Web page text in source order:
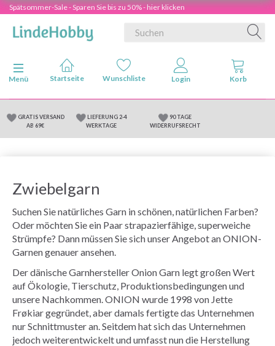
Spätsommer-Sale - Sparen Sie bis zu 50% - hier klicken
Anzeige ändern
Menü
GRATIS VERSAND
AB 69€
LIEFERUNG 2-4
WERKTAGE
90 TAGE
WIDERRUFSRECHT
Zwiebelgarn
Suchen Sie natürliches Garn in schönen, natürlichen Farben?
Oder möchten Sie ein Paar strapazierfähige, superweiche
Strümpfe? Dann müssen Sie sich unser Angebot an ONION-
Garnen genauer ansehen.
Der dänische Garnhersteller Onion Garn legt großen Wert
auf Ökologie, Tierschutz, Produktionsbedingungen und
unsere Nachkommen. ONION wurde 1998 von Jette
Frøkiar gegründet, aber damals fertigte das Unternehmen
nur Schnittmuster an. Seitdem hat sich das Unternehmen
jedoch weiterentwickelt und umfasst nun die Herstellung